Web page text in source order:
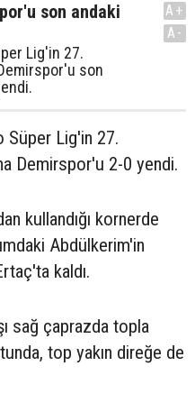
son andaki
Lig'in 27.
son
A+
A-
Süper Lig'in 27.
Demirspor'u 2-0 yendi.
kullandığı kornerde
Abdülkerim'in
kaldı.
sağ çaprazda topla
top yakın direğe de